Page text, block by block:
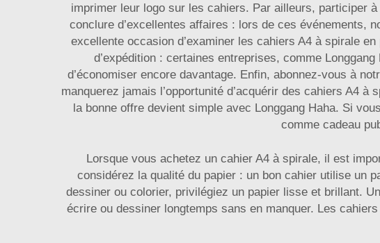
imprimer leur logo sur les cahiers. Par ailleurs, participer
conclure d’excellentes affaires : lors de ces événements,
excellente occasion d’examiner les cahiers A4 à spirale
d’expédition : certaines entreprises, comme
d’économiser encore davantage. Enfin, abonnez-vous à
manquerez jamais l’opportunité d’acquérir des cahiers A4
la bonne offre devient simple avec Longgang Haha. Si
comme cadeau
Lorsque vous achetez un cahier A4 à spirale, il est
considérez la qualité du papier : un bon cahier utilise un
dessiner ou colorier, privilégiez un papier lisse et brillant.
écrire ou dessiner longtemps sans en manquer. Les